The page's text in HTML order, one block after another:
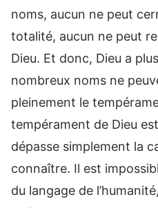
noms, aucun ne peut
totalité, aucun ne peut
Dieu. Et donc, Dieu a
nombreux noms ne
pleinement le
tempérament de Dieu
dépasse simplement la
connaître. Il est
du langage de